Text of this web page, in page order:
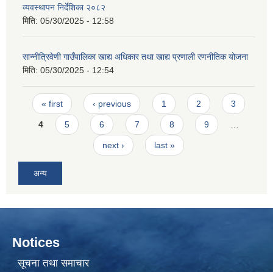
व्यवस्थापन निर्देशिका २०८२
मिति: 05/30/2025 - 12:58
सान्नीत्रिवेणी गाउँपालिका खाद्य अधिकार तथा खाद्य प्रणाली रणनीतिक योजना
मिति: 05/30/2025 - 12:54
Pages
« first ‹ previous 1 2 3
4 5 6 7 8 9
next › last »
अन्य
Notices
सूचना तथा समाचार